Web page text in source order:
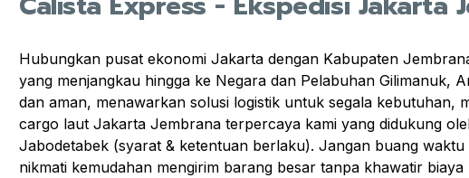
Hubungkan pusat ekonomi Jakarta dengan Kabupaten
yang menjangkau hingga ke Negara dan Pelabuhan Gilimanuk,
dan aman, menawarkan solusi logistik untuk segala
cargo laut Jakarta Jembrana terpercaya kami yang didukung
Jabodetabek (syarat & ketentuan berlaku). Jangan buang
nikmati kemudahan mengirim barang besar tanpa khawatir